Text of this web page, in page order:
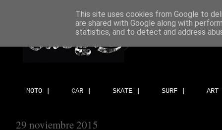
MOTO | CAR | SKATE | SURF |
29 noviembre 2015
This site uses cookies from Google to
are shared with Google along with
statistics, and to detect and address